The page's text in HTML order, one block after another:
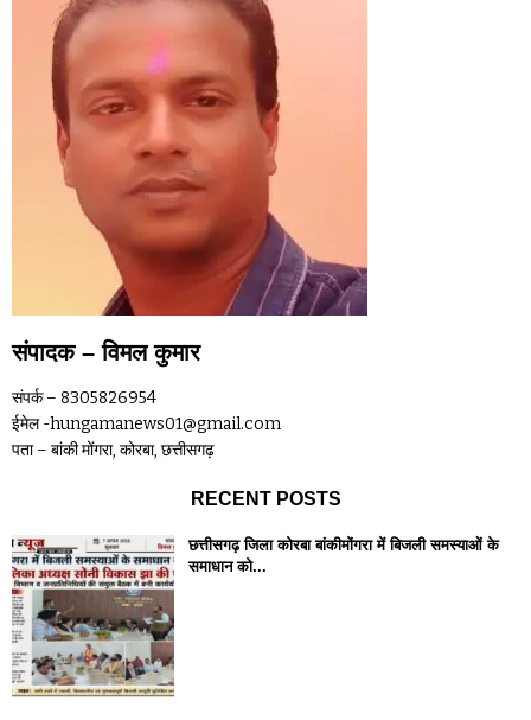
संपादक – विमल कुमार
संपर्क – 8305826954
ईमेल -hungamanews01@gmail.com
पता – बांकी मोंगरा, कोरबा, छत्तीसगढ़
RECENT POSTS
छत्तीसगढ़ जिला कोरबा बांकीमोंगरा में बिजली समस्याओं के
समाधान को...